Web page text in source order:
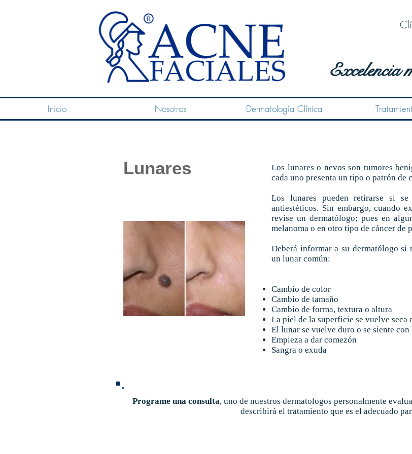
Excelencia
Inicio Nosotros Dermatología Clínica
Lunares
Los lunares o nevos son tumores
cada uno presenta un tipo o patrón de
Los lunares pueden retirarse si
antiestéticos. Sin embargo, cuando
revise un dermatólogo; pues en
melanoma o en otro tipo de cáncer de
Deberá informar a su dermatólogo si
un lunar común:
Cambio de color
Cambio de tamaño
Cambio de forma, textura o altura
La piel de la superficie se vuelve seca
El lunar se vuelve duro o se siente con
Empieza a dar comezón
Sangra o exuda
Programe una consulta, uno de nuestros dermatologos personalmente
describirá el tratamiento que es el adecuado